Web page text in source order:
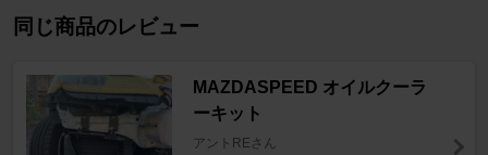
同じ商品のレビュー
MAZDASPEED オイルクーラ
ーキット
アントREさん